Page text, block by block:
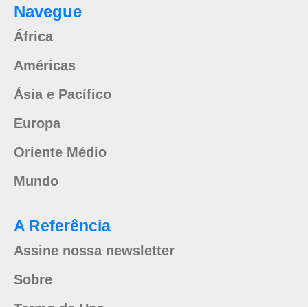
Navegue
África
Américas
Ásia e Pacífico
Europa
Oriente Médio
Mundo
A Referência
Assine nossa newsletter
Sobre